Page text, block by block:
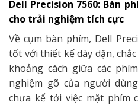
Dell Precision 7560: Bàn
cho trải nghiệm tích cực
Về cụm bàn phím, Dell
tốt với thiết kế dày dặn,
khoảng cách giữa các
nghiệm gõ của người
chưa kể tới việc mặt phím